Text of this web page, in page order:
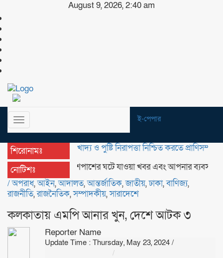
August 9, 2026, 2:40 am
Toggle
navigation
ই-পেপার
শিরোনামঃ
বাংলাদেশের খাদ্য ও পুষ্টি নিরাপত্তা নিশ্চিত করতে প্রাণিসম্পদ অত্যন্ত
নোটিশঃ
আপনার আশেপাশের ঘটে যাওয়া খবর এবং আপনার ব্যবসার
/অপরাধ,আইন,আদালত,আন্তর্জাতিক,জাতীয়,ঢাকা,বাণিজ্য,
রাজনীতি,রাজনৈতিক,সম্পাদকীয়,সারাদেশে
কলকাতায় এমপি আনার খুন, দেশে আটক ৩
Reporter Name
Update Time : Thursday, May 23, 2024/